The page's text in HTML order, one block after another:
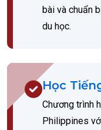
bài và chuẩn
du học.
Học
Chương trình
Philippines